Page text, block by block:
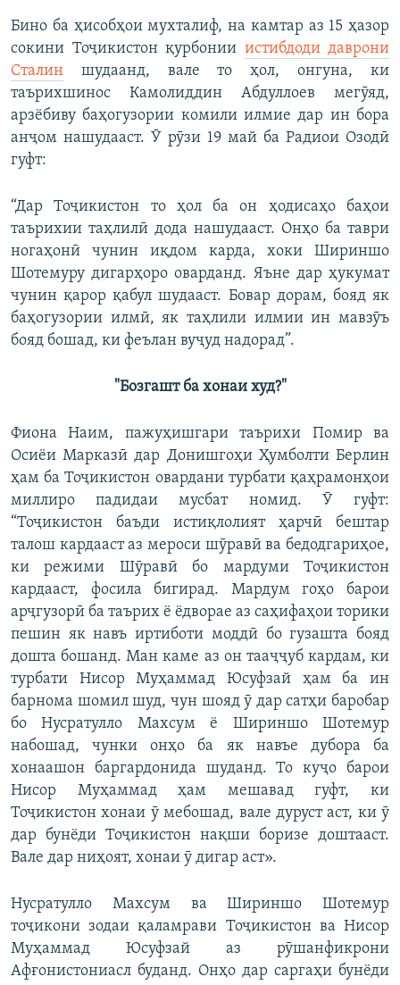
Бино ба ҳисобҳои мухталиф, на камтар аз 15 ҳазор
сокини Тоҷикистон қурбонии истибдоди даврони
Сталин шудаанд, вале то ҳол, онгуна, ки
таърихшинос Камолиддин Абдуллоев мегӯяд,
арзёбиву баҳогузории комили илмие дар ин бора
анҷом нашудааст. Ӯ рӯзи 19 май ба Радиои Озодӣ
гуфт:
“Дар Тоҷикистон то ҳол ба он ҳодисаҳо баҳои
таърихии таҳлилӣ дода нашудааст. Онҳо ба таври
ногаҳонӣ чунин иқдом карда, хоки Шириншо
Шотемуру дигарҳоро оварданд. Яъне дар ҳукумат
чунин қарор қабул шудааст. Бовар дорам, бояд як
баҳогузории илмӣ, як таҳлили илмии ин мавзӯъ
бояд бошад, ки феълан вуҷуд надорад”.
"Бозгашт ба хонаи худ?"
Фиона Наим, пажуҳишгари таърихи Помир ва
Осиёи Марказӣ дар Донишгоҳи Ҳумболти Берлин
ҳам ба Тоҷикистон овардани турбати қаҳрамонҳои
миллиро падидаи мусбат номид. Ӯ гуфт:
“Тоҷикистон баъди истиқлолият ҳарчӣ бештар
талош кардааст аз мероси шӯравӣ ва бедодгариҳое,
ки режими Шӯравӣ бо мардуми Тоҷикистон
кардааст, фосила бигирад. Мардум гоҳо барои
арҷгузорӣ ба таърих ё ёдворае аз саҳифаҳои торики
пешин як навъ иртиботи моддӣ бо гузашта бояд
дошта бошанд. Ман каме аз он тааҷҷуб кардам, ки
турбати Нисор Муҳаммад Юсуфзай ҳам ба ин
барнома шомил шуд, чун шояд ӯ дар сатҳи баробар
бо Нусратулло Махсум ё Шириншо Шотемур
набошад, чунки онҳо ба як навъе дубора ба
хонаашон баргардонида шуданд. То куҷо барои
Нисор Муҳаммад ҳам мешавад гуфт, ки
Тоҷикистон хонаи ӯ мебошад, вале дуруст аст, ки ӯ
дар бунёди Тоҷикистон нақши боризе доштааст.
Вале дар ниҳоят, хонаи ӯ дигар аст».
Нусратулло Махсум ва Шириншо Шотемур
тоҷикони зодаи қаламрави Тоҷикистон ва Нисор
Муҳаммад Юсуфзай аз рӯшанфикрони
Афғонистониасл буданд. Онҳо дар саргаҳи бунёди